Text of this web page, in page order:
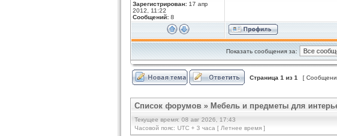
Зарегистрирован: 17 апр
2012, 11:22
Сообщений: 8
Показать сообщения за:
Страница 1 из 1 [
Список форумов » Мебель и предметы для
Текущее время: 08 авг 2026, 17:43
Часовой пояс: UTC + 3 часа [ Летнее время ]